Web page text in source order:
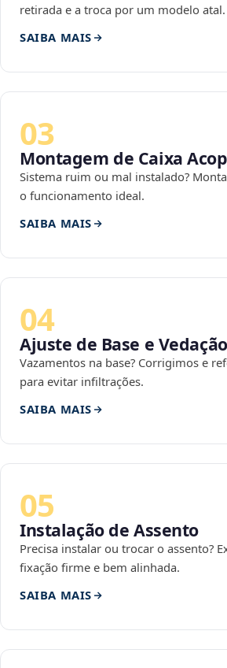
retirada e a troca por um modelo atal.
SAIBA MAIS
03
Montagem de Caixa
Sistema ruim ou mal instalado?
o funcionamento ideal.
SAIBA MAIS
04
Ajuste de Base e Vedação
Vazamentos na base? Corrigimos e
para evitar infiltrações.
SAIBA MAIS
05
Instalação de Assento
Precisa instalar ou trocar o assento?
fixação firme e bem alinhada.
SAIBA MAIS